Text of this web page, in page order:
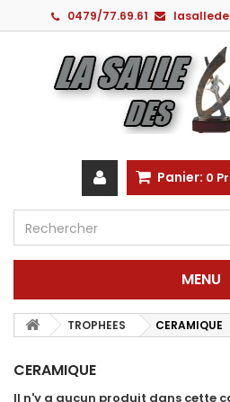
0479/77.69.61
Panier: 0
MENU
TROPHEES CERAMIQUE
CERAMIQUE
Il n'y a aucun produit dans cette